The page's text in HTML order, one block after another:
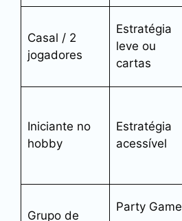
Casal / 2
jogadores
Estratégia
leve ou
cartas
Iniciante no
hobby
Estratégia
acessível
Grupo de
Party Game